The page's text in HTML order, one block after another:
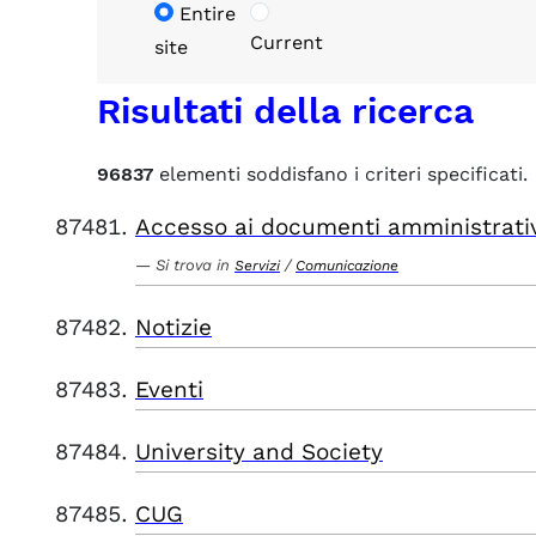
Entire
site
Current
Risultati della ricerca
96837 elementi soddisfano i criteri specificati.
Accesso ai documenti
Si trova in Servizi / Comunicazione
Notizie
Eventi
University and Society
CUG